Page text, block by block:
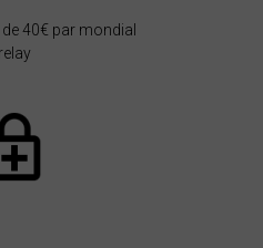
40€ par mondial
relay